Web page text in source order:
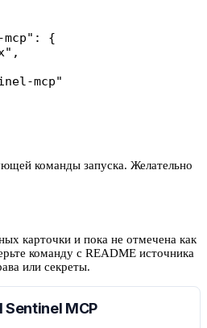
mcp": {
mcp"
команды запуска. Желательно
карточки и пока не отмечена как
команду с README источника
или секреты.
Sentinel MCP